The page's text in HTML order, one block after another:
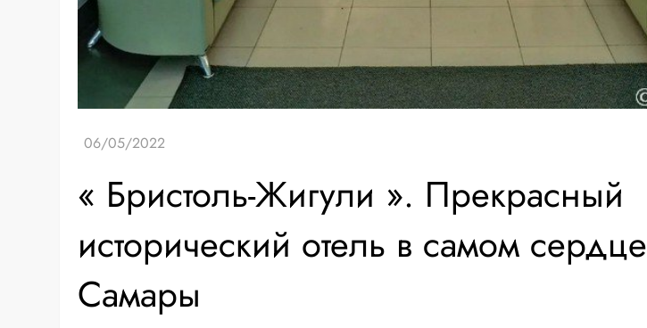
« Бристоль-Жигули ». Прекрасный
исторический отель в самом сердце
Самары